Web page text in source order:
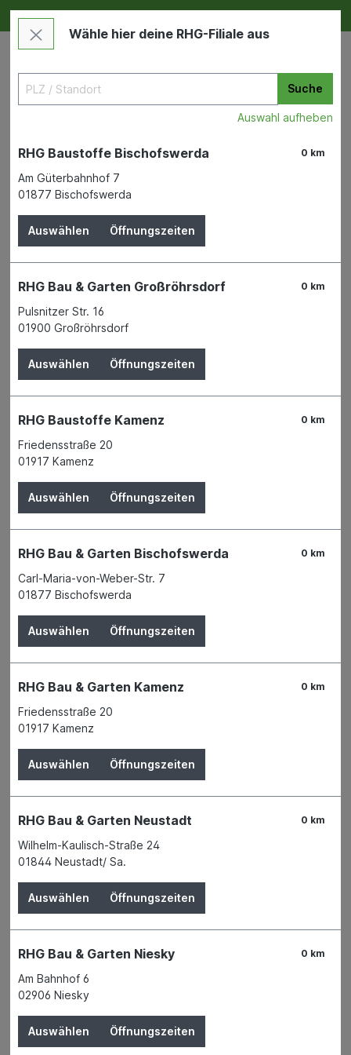
Deine RHG NEU ERLEBEN
Autoreinigung und Autopflege
NIGRIN Scheiben-
Reinigungstücher
INTER-UNION TECHNOHANDEL GMBH
Der Preis wird erst nach Wahl einer Filiale
angezeigt.
Zum Merkzettel hinzufügen
Verfügbar in 3 Filialen Filiale auswählen
Produktnummer:
76761 Rülzheim
Beschreibung
CLP-/REACH-Hinweise
Symbole
GHS02 - Flamme: Entzündbar
GHS07 - Ausrufezeichen: Gesundheitsgefahr
Wähle hier deine RHG-Filiale aus
Suche
Auswahl aufheben
0 km
RHG Baustoffe Bischofswerda
Am Güterbahnhof 7
01877 Bischofswerda
Auswählen Öffnungszeiten
0 km
RHG Bau & Garten Großröhrsdorf
Pulsnitzer Str. 16
01900 Großröhrsdorf
Auswählen Öffnungszeiten
0 km
RHG Baustoffe Kamenz
Friedensstraße 20
01917 Kamenz
Auswählen Öffnungszeiten
0 km
RHG Bau & Garten Bischofswerda
Carl-Maria-von-Weber-Str. 7
01877 Bischofswerda
Auswählen Öffnungszeiten
0 km
RHG Bau & Garten Kamenz
Friedensstraße 20
01917 Kamenz
Auswählen Öffnungszeiten
0 km
RHG Bau & Garten Neustadt
Wilhelm-Kaulisch-Straße 24
01844 Neustadt/ Sa.
Auswählen Öffnungszeiten
0 km
RHG Bau & Garten Niesky
Am Bahnhof 6
02906 Niesky
Auswählen Öffnungszeiten